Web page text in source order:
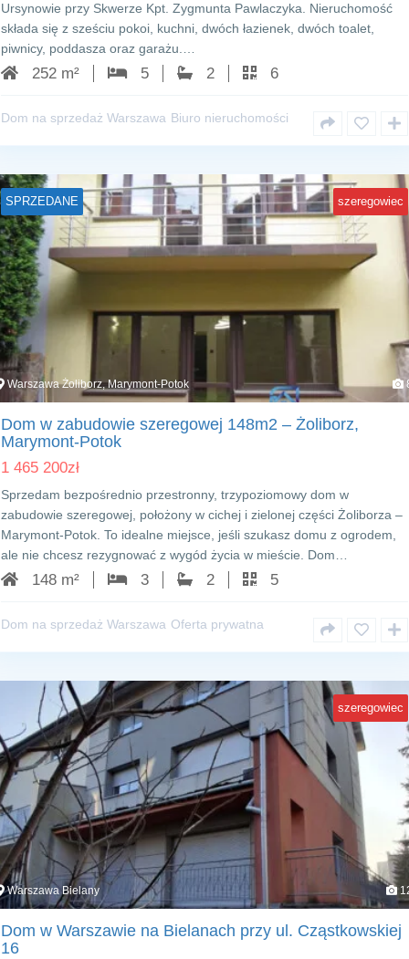
Ursynowie przy Skwerze Kpt. Zygmunta Pawlaczyka. Nieruchomość
składa się z sześciu pokoi, kuchni, dwóch łazienek, dwóch toalet,
piwnicy, poddasza oraz garażu.…
252 m² 5 2 6
Dom na sprzedaż Warszawa Biuro nieruchomości
SPRZEDANE szeregowiec
Warszawa Żoliborz, Marymont-Potok
Dom w zabudowie szeregowej 148m2 – Żoliborz,
Marymont-Potok
1 465 200zł
Sprzedam bezpośrednio przestronny, trzypoziomowy dom w
zabudowie szeregowej, położony w cichej i zielonej części Żoliborza –
Marymont-Potok. To idealne miejsce, jeśli szukasz domu z ogrodem,
ale nie chcesz rezygnować z wygód życia w mieście. Dom…
148 m² 3 2 5
Dom na sprzedaż Warszawa Oferta prywatna
szeregowiec
Warszawa Bielany
Dom w Warszawie na Bielanach przy ul. Cząstkowskiej
16